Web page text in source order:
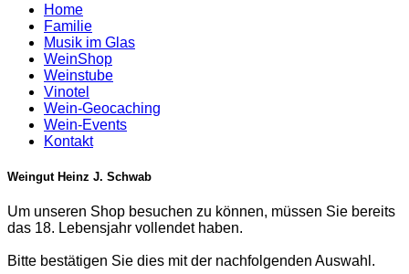
Home
Familie
Musik im Glas
WeinShop
Weinstube
Vinotel
Wein-Geocaching
Wein-Events
Kontakt
Weingut Heinz J. Schwab
Um unseren Shop besuchen zu können, müssen Sie bereits
das 18. Lebensjahr vollendet haben.
Bitte bestätigen Sie dies mit der nachfolgenden Auswahl.